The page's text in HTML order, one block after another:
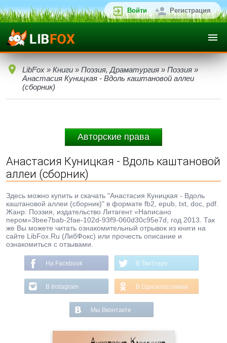
Войти Регистрация
LibFox » Книги » Поэзия, Драматургия » Поэзия »
Анастасия Куницкая - Вдоль каштановой аллеи
(сборник)
Авторские права
Анастасия Куницкая - Вдоль каштановой
аллеи (сборник)
Здесь можно купить и скачать "Анастасия Куницкая - Вдоль
каштановой аллеи (сборник)" в формате fb2, epub, txt, doc, pdf.
Жанр: Поэзия, издательство Литагент «Написано
пером»3bee7bab-2fae-102d-93f9-060d30c95e7d, год 2013. Так
же Вы можете читать ознакомительный отрывок из книги на
сайте LibFox.Ru (ЛибФокс) или прочесть описание и
ознакомиться с отзывами.
На Facebook В Твиттере
В Instagram В Одноклассниках
Мы Вконтакте